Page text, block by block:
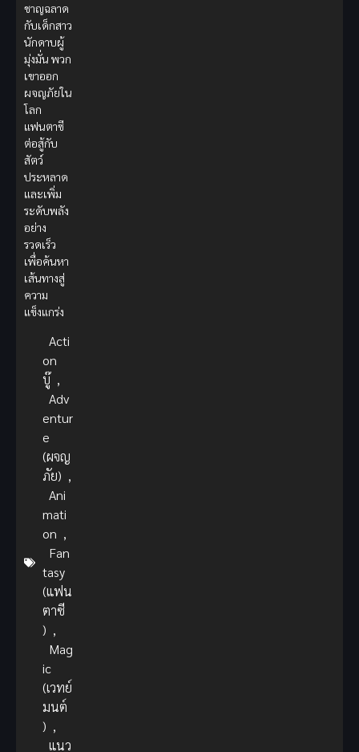
ชาญฉลาด
กับเด็กสาว
นักดาบผู้
มุ่งมั่น พวก
เขาออก
ผจญภัยใน
โลก
แฟนตาซี
ต่อสู้กับ
สัตว์
ประหลาด
และเพิ่ม
ระดับพลัง
อย่าง
รวดเร็ว
เพื่อค้นหา
เส้นทางสู่
ความ
แข็งแกร่ง
Acti
on
บู๊ ,
Adv
entur
e
(ผจญ
ภัย) ,
Ani
mati
on ,
Fan
tasy
(แฟน
ตาซี
) ,
Mag
ic
(เวทย์
มนต์
) ,
แนว